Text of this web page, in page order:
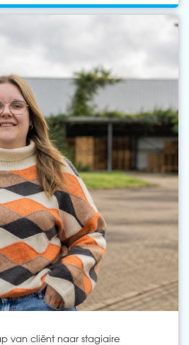
van cliënt naar stagiaire